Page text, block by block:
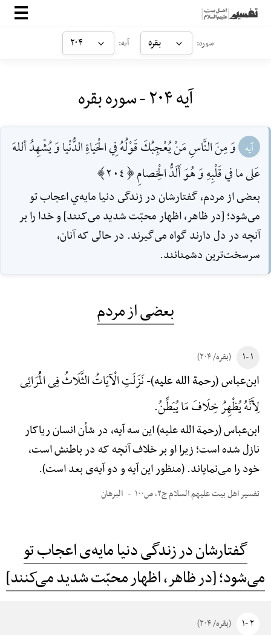
صفحه‌اصلی
ارتباط با ما
سوره: بقره آیه: ۲۰۴
آیه ۲۰۴ - سوره بقره
آیه وَ مِنَ النَّاسِ مَنْ يُعْجِبُكَ قَوْلُهُ فِي الْحَياةِ الدُّنْيا وَ يُشْهِدُ أللهَ
عَلى ما في قَلْبِهِ وَ هُوَ أَلَدُّ الْخِصامِ [204]
بعضى از مردم، گفتارشان در زندگى دنیا مایه‌ي اعجاب تو
مى‌شود؛ ‌[در ظاهر، اظهار محبّت شدید مى‌کنند] و خدا را بر
آنچه در دل دارند گواه مى‌گیرند. در حالى که آنان،
سرسخت‌ترین دشمنانند.
بعضی از مردم
۱ -۱ (بقره/ ۲۰۴)
ابن‌عباس (رحمة الله علیه)-نَزَلَتِ الْآیَاتُ الثَّلَاثُ فِی الْمُرَائِی
لِأَنَّهُ یُظْهِرُ خِلَافَ مَا یُبَطِّنُ.
ابن‌عباس (رحمة الله علیه) این سه آیه، در شأن انسان ریاکار
نازل شده است؛ زیرا او بر خلاف آنچه که در باطنش است،
خود را می‌نمایاند. (منظور این آیه و دو آیه‌ی بعد است).
تفسیر اهل بیت علیهم السلام ج۲، ص۱۰۰ البرهان
گفتارشان در زندگی دنیا مایه‌ی اعجاب تو
می‌شود؛ [در ظاهر، اظهار محبّت شدید می‌کنند]
۲ -۱ (بقره/ ۲۰۴)